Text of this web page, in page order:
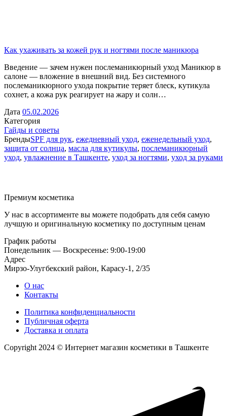
Как ухаживать за кожей рук и ногтями после маникюра
Введение — зачем нужен послеманикюрный уход Маникюр в
салоне — вложение в внешний вид. Без системного
послеманикюрного ухода покрытие теряет блеск, кутикула
сохнет, а кожа рук реагирует на жару и солн…
Дата 05.02.2026
Категория
Гайды и советы
БрендыSPF для рук, ежедневный уход, еженедельный уход,
защита от солнца, масла для кутикулы, послеманикюрный
уход, увлажнение в Ташкенте, уход за ногтями, уход за руками
Премиум косметика
У нас в ассортименте вы можете подобрать для себя самую
лучшую и оригинальную косметику по доступным ценам
График работы
Понедельник — Воскресенье: 9:00-19:00
Адрес
Мирзо-Улугбекский район, Карасу-1, 2/35
О нас
Контакты
Политика конфиденциальности
Публичная оферта
Доставка и оплата
Copyright 2024 © Интернет магазин косметики в Ташкенте